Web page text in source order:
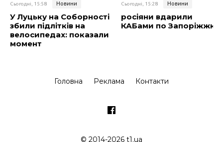
Сьогодні, 15:58 Новини
У Луцьку на Соборності
збили підлітків на
велосипедах: показали
момент
Сьогодні, 15:28 Новини
росіяни вдарили
КАБами по Запоріжжю
Головна Реклама Контакти
© 2014-2026 t1.ua